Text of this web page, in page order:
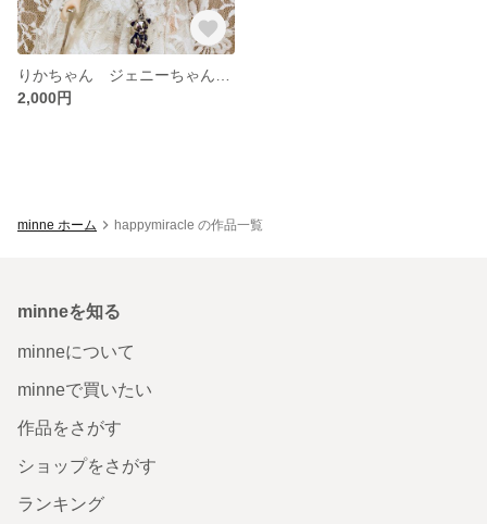
2,000円
minne ホーム happymiracle の作品一覧
minneを知る
minneについて
minneで買いたい
作品をさがす
ショップをさがす
ランキング